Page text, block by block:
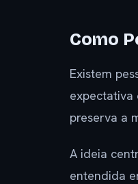
Como
Existem
expectativa
preserva a
A ideia
entendida